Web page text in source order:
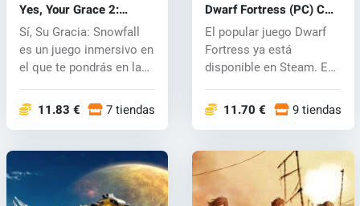
Yes, Your Grace 2:
Snowfall (PC) key
Sí, Su Gracia: Snowfall
es un juego inmersivo en
el que te pondrás en la
11.83 € 7 tiendas
Dwarf Fortress (PC) CD
key
El popular juego Dwarf
Fortress ya está
disponible en Steam. En
11.70 € 9 tiendas